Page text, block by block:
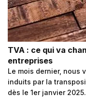
TVA : ce qui va
entreprises
Le mois dernier, nous
induits par la
dès le 1er janvier